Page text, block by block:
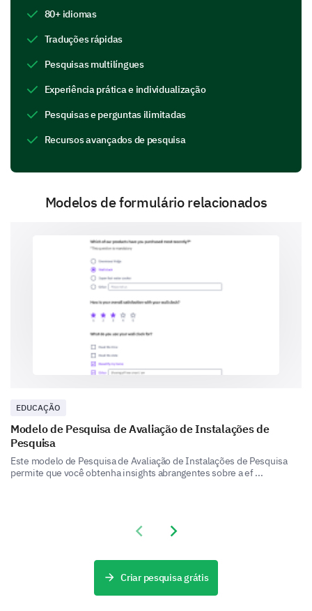
Atletismo
Projetos de pesquisa
Estágios
Eventos de voluntariado
Grupos de estudo
Por favor, compartilhe seus pensamentos
sobre como essas atividades contribuíram
para sua experiência geral na universidade.
Recursos e Apoio
80+ idiomas
Traduções rápidas
Pesquisas multilíngues
Experiência prática e individualização
Pesquisas e perguntas ilimitadas
Recursos avançados de pesquisa
Modelos de formulário relacionados
EDUCAÇÃO
Modelo de Pesquisa de Avaliação de Instalações de
Pesquisa
Este modelo de Pesquisa de Avaliação de Instalações de Pesquisa
permite que você obtenha insights abrangentes sobre a ef ...
Previous slide
Next slide
Criar pesquisa grátis